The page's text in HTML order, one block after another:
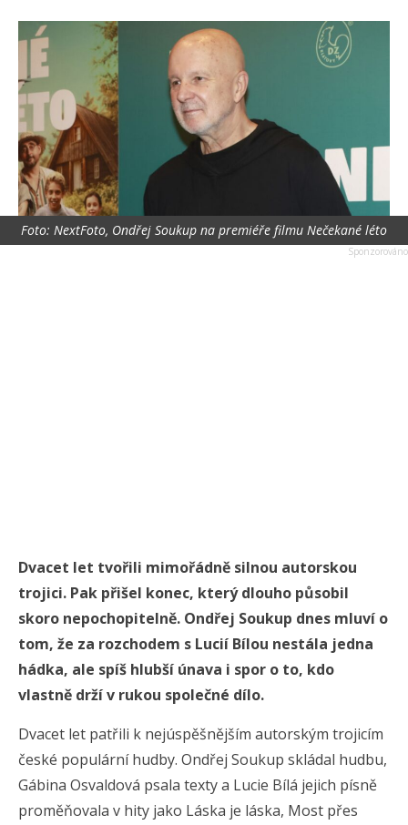
Foto: NextFoto, Ondřej Soukup na premiéře filmu Nečekané léto
Dvacet let tvořili mimořádně silnou autorskou
trojici. Pak přišel konec, který dlouho působil
skoro nepochopitelně. Ondřej Soukup dnes mluví o
tom, že za rozchodem s Lucií Bílou nestála jedna
hádka, ale spíš hlubší únava i spor o to, kdo
vlastně drží v rukou společné dílo.
Dvacet let patřili k nejúspěšnějším autorským trojicím
české populární hudby. Ondřej Soukup skládal hudbu,
Gábina Osvaldová psala texty a Lucie Bílá jejich písně
proměňovala v hity jako Láska je láska, Most přes